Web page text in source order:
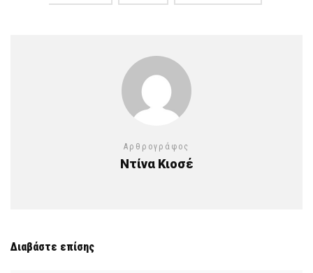
Αρθρογράφος
Ντίνα Κιοσέ
Διαβάστε επίσης